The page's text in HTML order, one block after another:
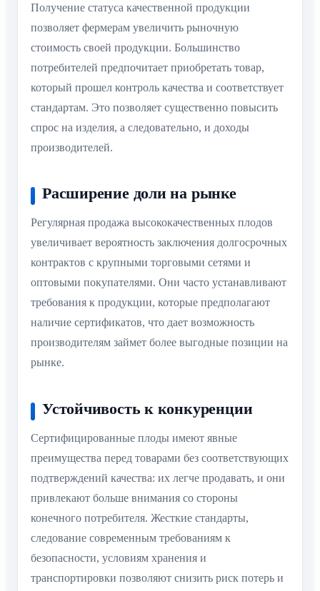
Получение статуса качественной продукции
позволяет фермерам увеличить рыночную
стоимость своей продукции. Большинство
потребителей предпочитает приобретать товар,
который прошел контроль качества и соответствует
стандартам. Это позволяет существенно повысить
спрос на изделия, а следовательно, и доходы
производителей.
Расширение доли на рынке
Регулярная продажа высококачественных плодов
увеличивает вероятность заключения долгосрочных
контрактов с крупными торговыми сетями и
оптовыми покупателями. Они часто устанавливают
требования к продукции, которые предполагают
наличие сертификатов, что дает возможность
производителям займет более выгодные позиции на
рынке.
Устойчивость к конкуренции
Сертифицированные плоды имеют явные
преимущества перед товарами без соответствующих
подтверждений качества: их легче продавать, и они
привлекают больше внимания со стороны
конечного потребителя. Жесткие стандарты,
следование современным требованиям к
безопасности, условиям хранения и
транспортировки позволяют снизить риск потерь и